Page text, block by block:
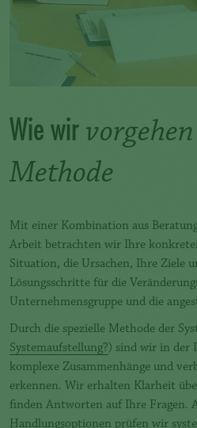
Wie wir vorgehen
Methode
Mit einer Kombination aus
Arbeit betrachten wir Ihre
Situation, die Ursachen, Ihre Ziele
Lösungsschritte für die
Unternehmensgruppe und die
Durch die spezielle Methode der
Systemaufstellung?) sind wir in der
komplexe Zusammenhänge und
erkennen. Wir erhalten Klarheit
finden Antworten auf Ihre Fragen.
Handlungsoptionen prüfen wir